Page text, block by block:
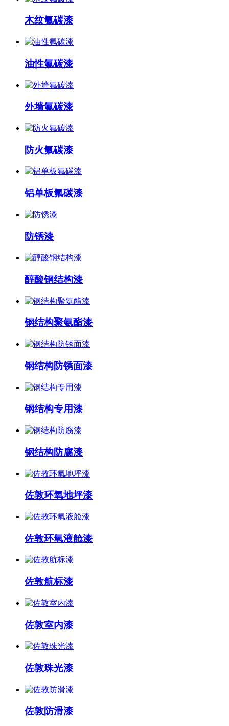
木纹氟碳漆
油性氟碳漆
外墙氟碳漆
防火氟碳漆
铝单板氟碳漆
防锈漆
醇酸钢结构漆
钢结构聚氨酯漆
钢结构防锈面漆
钢结构专用漆
钢结构防腐漆
佐敦环氧地坪漆
佐敦环氧液舱漆
佐敦航标漆
佐敦室内漆
佐敦珠光漆
佐敦防滑漆